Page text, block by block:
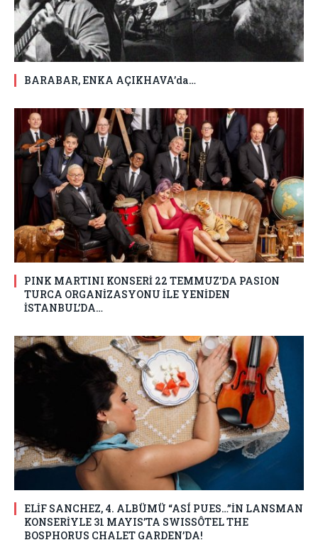
BARABAR, ENKA AÇIKHAVA’da…
PINK MARTINI KONSERİ 22 TEMMUZ’DA PASION
TURCA ORGANİZASYONU İLE YENİDEN
İSTANBUL’DA…
ELİF SANCHEZ, 4. ALBÜMÜ “ASÍ PUES…”İN LANSMAN
KONSERİYLE 31 MAYIS’TA SWISSÔTEL THE
BOSPHORUS CHALET GARDEN’DA!